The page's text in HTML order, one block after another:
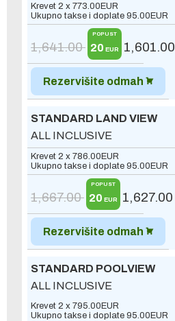
Krevet 2 x 773.00EUR
Ukupno takse i doplate 95.00EUR
1,641.00
POPUST
20 EUR 1,601.00
Rezervišite odmah
STANDARD LAND VIEW
ALL INCLUSIVE
Krevet 2 x 786.00EUR
Ukupno takse i doplate 95.00EUR
1,667.00
POPUST
20 EUR 1,627.00
Rezervišite odmah
STANDARD POOLVIEW
ALL INCLUSIVE
Krevet 2 x 795.00EUR
Ukupno takse i doplate 95.00EUR